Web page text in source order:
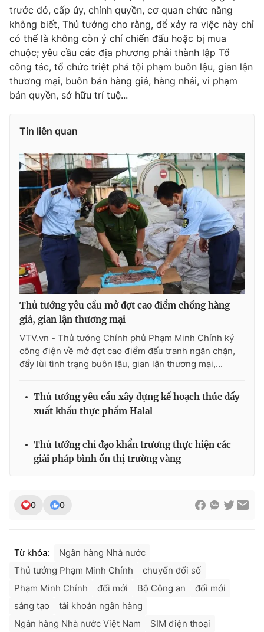
trước đó, cấp ủy, chính quyền, cơ quan chức năng
không biết, Thủ tướng cho rằng, để xảy ra việc này chỉ
có thể là không còn ý chí chiến đấu hoặc bị mua
chuộc; yêu cầu các địa phương phải thành lập Tổ
công tác, tổ chức triệt phá tội phạm buôn lậu, gian lận
thương mại, buôn bán hàng giả, hàng nhái, vi phạm
bản quyền, sở hữu trí tuệ...
Tin liên quan
Thủ tướng yêu cầu mở đợt cao điểm chống hàng
giả, gian lận thương mại
VTV.vn - Thủ tướng Chính phủ Phạm Minh Chính ký
công điện về mở đợt cao điểm đấu tranh ngăn chặn,
đẩy lùi tình trạng buôn lậu, gian lận thương mại,...
Thủ tướng yêu cầu xây dựng kế hoạch thúc đẩy
xuất khẩu thực phẩm Halal
Thủ tướng chỉ đạo khẩn trương thực hiện các
giải pháp bình ổn thị trường vàng
0 0
Từ khóa:
Ngân hàng Nhà nước
Thủ tướng Phạm Minh Chính
chuyển đổi số
Phạm Minh Chính
đổi mới Bộ Công an
đổi mới
sáng tạo
tài khoản ngân hàng
Ngân hàng Nhà nước Việt Nam
SIM điện thoại